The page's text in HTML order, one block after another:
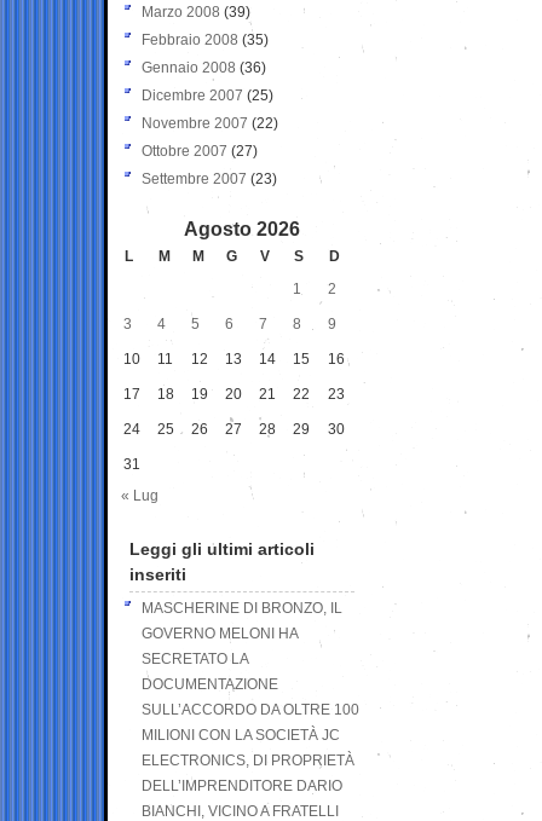
Marzo 2008 (39)
Febbraio 2008 (35)
Gennaio 2008 (36)
Dicembre 2007 (25)
Novembre 2007 (22)
Ottobre 2007 (27)
Settembre 2007 (23)
Agosto 2026
L M M G V S
D
1
2
3 4 5 6 7 8 9
10 11 12 13 14 15 16
17 18 19 20 21 22 23
24 25 26 27 28 29 30
31
« Lug
Leggi gli ultimi articoli
inseriti
MASCHERINE DI BRONZO, IL
GOVERNO MELONI HA
SECRETATO LA
DOCUMENTAZIONE
SULL’ACCORDO DA OLTRE 100
MILIONI CON LA SOCIETÀ JC
ELECTRONICS, DI PROPRIETÀ
DELL’IMPRENDITORE DARIO
BIANCHI, VICINO A FRATELLI